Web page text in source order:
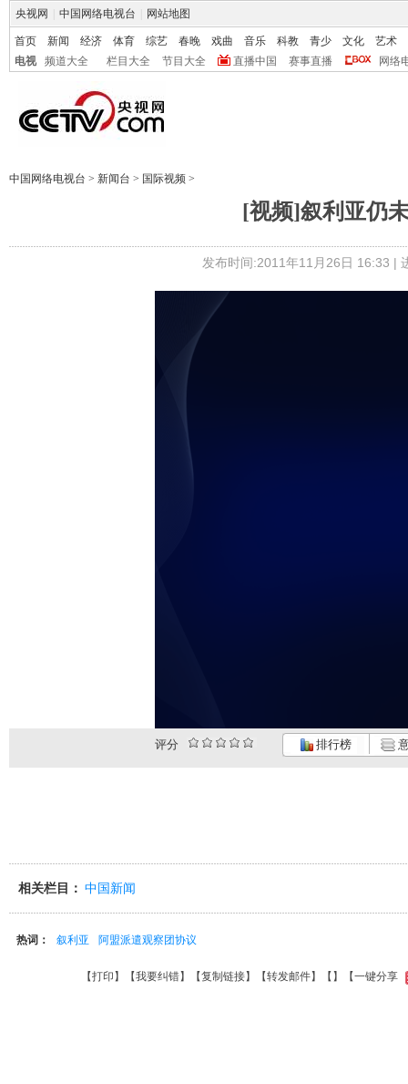
央视网 中国网络电视台 网站地图
首页 新闻 经济 体育 综艺 春晚 戏曲 音乐 科教 青少 文化
艺术
电视
频道大全 栏目大全 节目大全 直播中国 赛事直播 网络
中国网络电视台 > 新闻台 > 国际视频 >
[视频]叙利亚仍
发布时间:2011年11月26日 16:33 |
评分 排行榜
相关栏目： 中国新闻
热词： 叙利亚 阿盟派遣观察团协议
【打印 】【我要纠错】【复制链接】【转发邮件】【 】 【一键分享